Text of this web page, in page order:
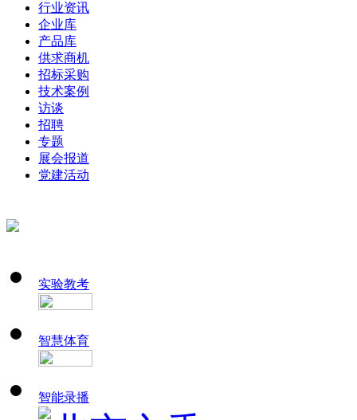
行业资讯
企业库
产品库
供求商机
招标采购
技术案例
访谈
招聘
专题
展会报道
党建活动
实验教考
智慧体育
智能录播